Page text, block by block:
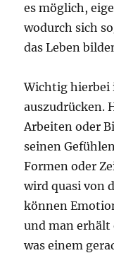
es möglich,
wodurch sich
das Leben
Wichtig hierbei
auszudrücken.
Arbeiten oder
seinen
Formen oder
wird quasi von
können
und man erhält
was einem